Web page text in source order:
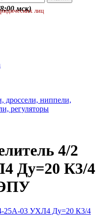
мск) лиц
дроссели, ниппели,
регуляторы
4/2
Ду=20 К3/4
ЭПУ